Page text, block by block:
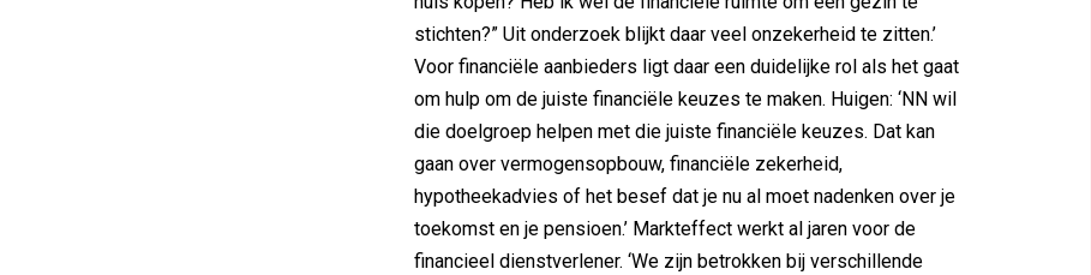
stichten?” Uit onderzoek blijkt daar veel onzekerheid te zitten.’
Voor financiële aanbieders ligt daar een duidelijke rol als het gaat
om hulp om de juiste financiële keuzes te maken. Huigen: ‘NN wil
die doelgroep helpen met die juiste financiële keuzes. Dat kan
gaan over vermogensopbouw, financiële zekerheid,
hypotheekadvies of het besef dat je nu al moet nadenken over je
toekomst en je pensioen.’ Markteffect werkt al jaren voor de
financieel dienstverlener. ‘We zijn betrokken bij verschillende